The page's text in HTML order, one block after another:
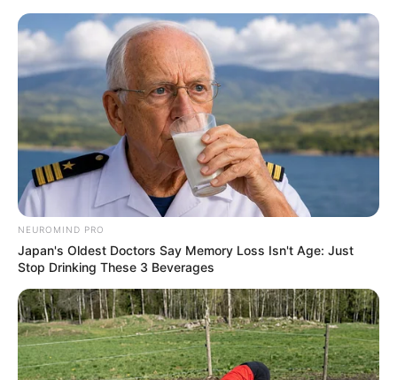
HOME
NEUROMIND PRO
Japan's Oldest Doctors Say Memory Loss Isn't Age: Just
Stop Drinking These 3 Beverages